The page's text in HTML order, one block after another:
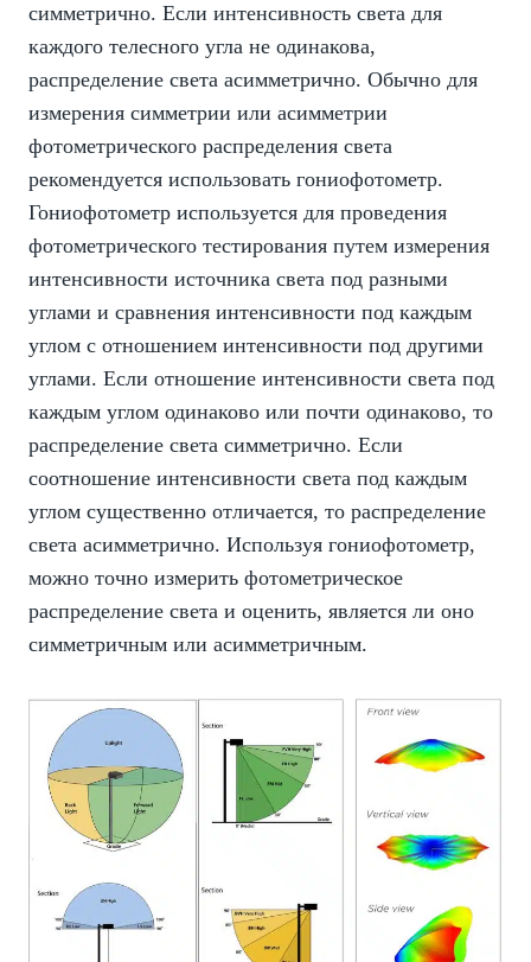
симметрично. Если интенсивность света для
каждого телесного угла не одинакова,
распределение света асимметрично. Обычно для
измерения симметрии или асимметрии
фотометрического распределения света
рекомендуется использовать гониофотометр.
Гониофотометр используется для проведения
фотометрического тестирования путем измерения
интенсивности источника света под разными
углами и сравнения интенсивности под каждым
углом с отношением интенсивности под другими
углами. Если отношение интенсивности света под
каждым углом одинаково или почти одинаково, то
распределение света симметрично. Если
соотношение интенсивности света под каждым
углом существенно отличается, то распределение
света асимметрично. Используя гониофотометр,
можно точно измерить фотометрическое
распределение света и оценить, является ли оно
симметричным или асимметричным.